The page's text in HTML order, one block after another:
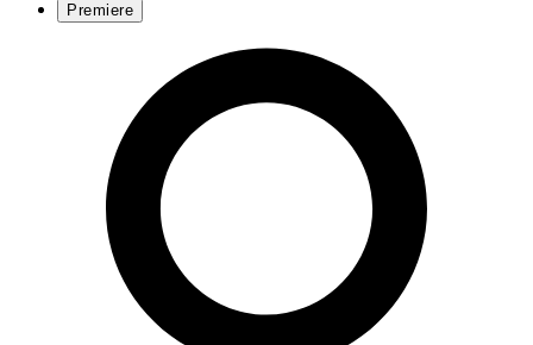
Premiere